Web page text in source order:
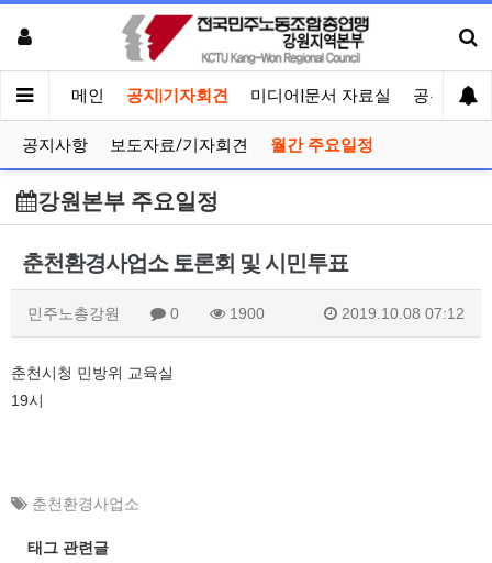
메인 공지|기자회견 미디어|문서 자료실 공유게시
공지사항 보도자료/기자회견 월간 주요일정
강원본부 주요일정
춘천환경사업소 토론회 및 시민투표
민주노총강원 0 1900 2019.10.08 07:12
춘천시청 민방위 교육실
19시
춘천환경사업소
태그 관련글